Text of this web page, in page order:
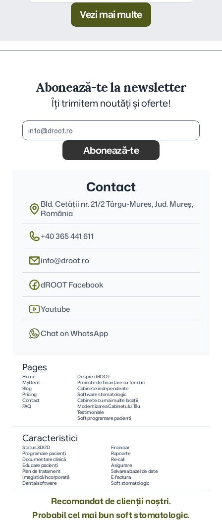
Vezi mai multe
Abonează-te la newsletter
Îți trimitem noutăți și oferte!
Abonează-te
Contact
Bld. Cetății nr. 21/2 Târgu-Mures, Jud. Mureş,
România
+40 365 441 611
info@droot.ro
dROOT Facebook
Youtube
Chat on WhatsApp
Pages
Home
MyDent
Blog
Pricing
Contact
FAQ
Despre dROOT
Proiecte de finanțare cu fonduri
Cabinete independente
Software stomatologic
Cabinete cu mai multe locații
Modernizarea Cabinetului Tău
Testimoniale
Soft programare pacienti
Caracteristici
Status 3D/2D
Programare pacienţi
Documentare clinică
Educare pacienţi
Plan de tratament
Imagistică încorporată
Dental software
Financiar
Rapoarte
Re-call
Asigurare
Salvarea bazei de date
E-factura
Soft stomatologic
Recomandat de clienții noștri.
Probabil cel mai bun soft stomatologic.